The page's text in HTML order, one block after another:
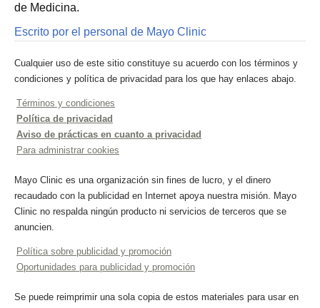
de Medicina.
Escrito por el personal de Mayo Clinic
Cualquier uso de este sitio constituye su acuerdo con los términos y
condiciones y política de privacidad para los que hay enlaces abajo.
Términos y condiciones
Política de privacidad
Aviso de prácticas en cuanto a privacidad
Para administrar cookies
Mayo Clinic es una organización sin fines de lucro, y el dinero
recaudado con la publicidad en Internet apoya nuestra misión. Mayo
Clinic no respalda ningún producto ni servicios de terceros que se
anuncien.
Política sobre publicidad y promoción
Oportunidades para publicidad y promoción
Se puede reimprimir una sola copia de estos materiales para usar en